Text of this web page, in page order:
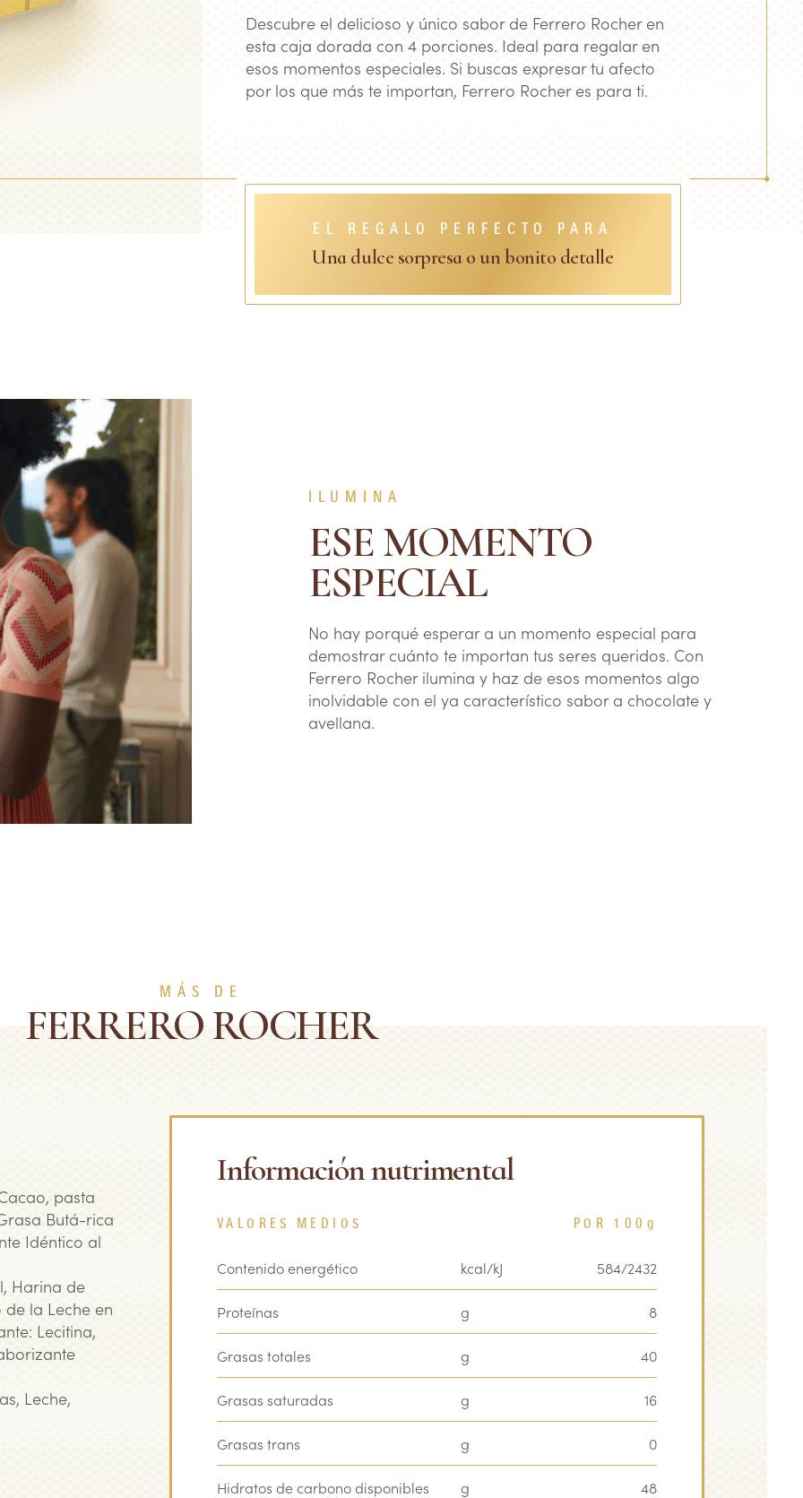
Descubre el delicioso y único sabor de Ferrero Rocher en
esta caja dorada con 4 porciones. Ideal para regalar en
esos momentos especiales. Si buscas expresar tu afecto
por los que más te importan, Ferrero Rocher es para ti.
EL REGALO PERFECTO PARA
Una dulce sorpresa o un bonito detalle
ILUMINA
ESE MOMENTO
ESPECIAL
No hay porqué esperar a un momento especial para
demostrar cuánto te importan tus seres queridos. Con
Ferrero Rocher ilumina y haz de esos momentos algo
inolvidable con el ya característico sabor a chocolate y
avellana.
MÁS DE
FERRERO ROCHER
pasta
Butá-­rica
Idéntico al
Harina de
de la Leche en
Lecitina,
Leche,
Información nutrimental
VALORES MEDIOS POR 100 g
Contenido energético kcal/kJ 584/2432
Proteínas g 8
Grasas totales g 40
Grasas saturadas g 16
Grasas trans g 0
Hidratos de carbono disponibles g 48